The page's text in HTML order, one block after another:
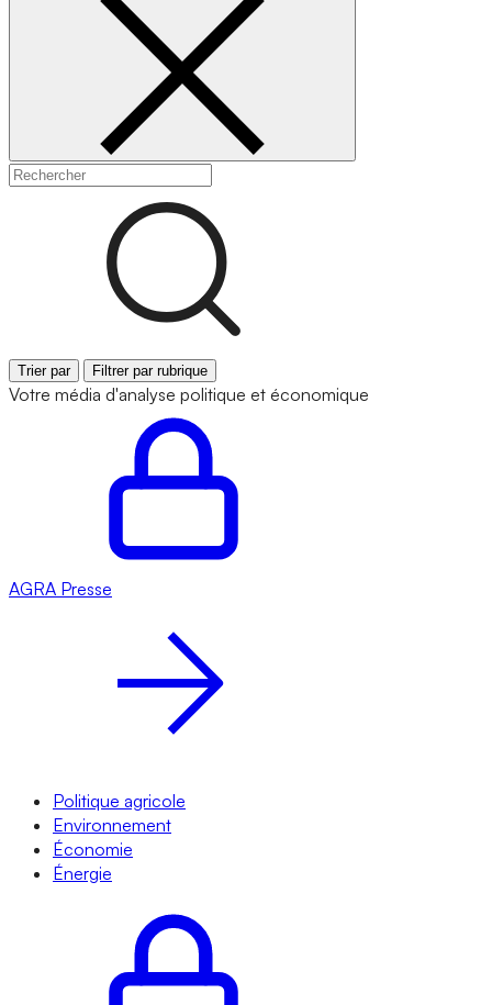
Trier par Filtrer par rubrique
Votre média d'analyse politique et économique
AGRA Presse
Politique agricole
Environnement
Économie
Énergie